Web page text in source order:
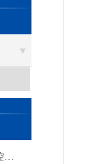
插入式风机与轴流风机在噪音控制上有何差异？